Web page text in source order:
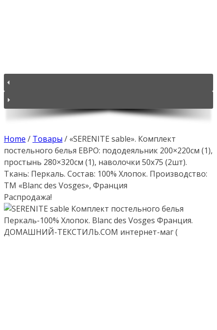
Home / Товары / «SERENITE sable». Комплект
постельного белья ЕВРО: пододеяльник 200×220см (1),
простынь 280×320см (1), наволочки 50х75 (2шт).
Ткань: Перкаль. Состав: 100% Хлопок. Производство:
ТМ «Blanc des Vosges», Франция
Распродажа!